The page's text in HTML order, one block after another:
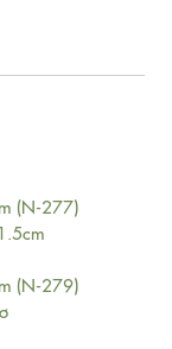
(N-277)
(N-279)